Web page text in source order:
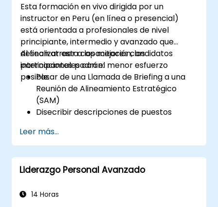
Esta formación en vivo dirigida por un
instructor en Peru (en línea o presencial)
está orientada a profesionales de nivel
principiante, intermedio y avanzado que
desean atraer a los mejores candidatos
internacionales con el menor esfuerzo
posible.
Al finalizar esta capacitación, los
participantes podrán:
Pasar de una Llamada de Briefing a una
Reunión de Alineamiento Estratégico
(SAM)
Disecribir descripciones de puestos
Aplicar estrategias de Marca Empleadora
y EVP (Propuesta de Valor del Empleado)
Publicar anuncios de empleo individuales
o múltiples
de candidatos potenciales
Leer más...
Liderazgo Personal Avanzado
14 Horas